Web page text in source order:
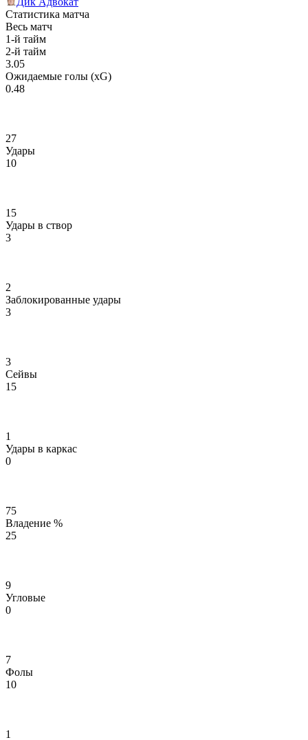
Статистика матча
Весь матч
1-й тайм
2-й тайм
3.05
Ожидаемые голы (xG)
0.48
27
Удары
10
15
Удары в створ
3
2
Заблокированные удары
3
3
Сейвы
15
1
Удары в каркас
0
75
Владение %
25
9
Угловые
0
7
Фолы
10
1